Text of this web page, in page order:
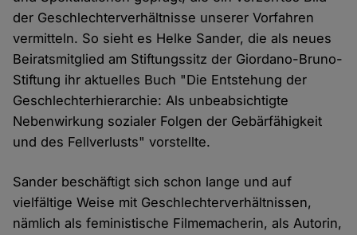
der Geschlechterverhältnisse unserer Vorfahren
vermitteln. So sieht es Helke Sander, die als neues
Beiratsmitglied am Stiftungssitz der Giordano-Bruno-
Stiftung ihr aktuelles Buch "Die Entstehung der
Geschlechterhierarchie: Als unbeabsichtigte
Nebenwirkung sozialer Folgen der Gebärfähigkeit
und des Fellverlusts" vorstellte.
Sander beschäftigt sich schon lange und auf
vielfältige Weise mit Geschlechterverhältnissen,
nämlich als feministische Filmemacherin, als Autorin,